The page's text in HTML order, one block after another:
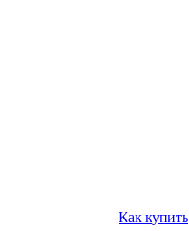
Как купить